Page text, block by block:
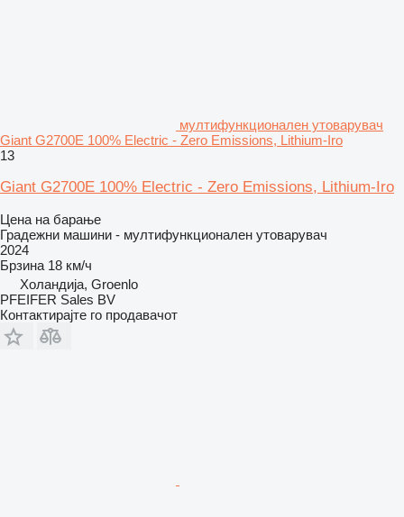
мултифункционален утоварувач
Giant G2700E 100% Electric - Zero Emissions, Lithium-Iro
13
Giant G2700E 100% Electric - Zero Emissions, Lithium-Iro
Цена на барање
Градежни машини - мултифункционален утоварувач
2024
Брзина 18 км/ч
Холандија, Groenlo
PFEIFER Sales BV
Контактирајте го продавачот